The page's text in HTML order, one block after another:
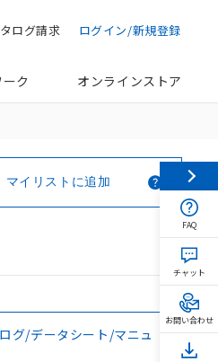
ログイン/新規登録
ログ請求
ク オンラインストア
マイリストに追加
グ/データシート/マニュ
FAQ
チャット
お問い合わせ